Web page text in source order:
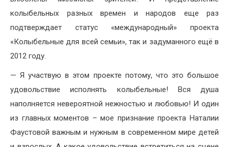
колыбельных разных времен и народов еще раз
подтверждает статус «международный» проекта
«Колыбельные для всей семьи», так и задуманного ещё в
2012 году.
— Я участвую в этом проекте потому, что это большое
удовольствие исполнять колыбельные! Вся душа
наполняется невероятной нежностью и любовью! И один
из главных моментов – мое признание проекта Наталии
Фаустовой важным и нужным в современном мире детей